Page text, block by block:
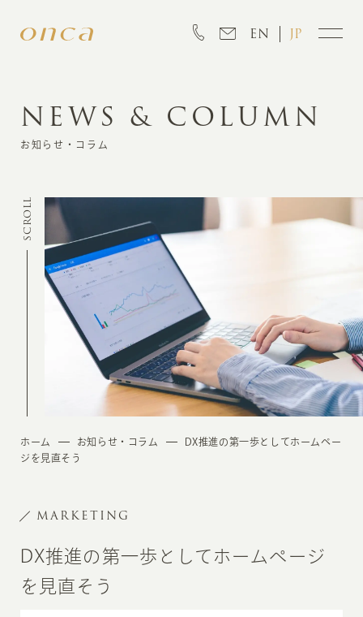
EN JP
INFORMATION
CREATION
MARKETING
NEWS & COLUMN
お知らせ・コラム
SCROLL
ホーム お知らせ・コラム
DX推進の第一歩としてホームペー
ジを見直そう
MARKETING
DX推進の第一歩としてホームページ
を見直そう